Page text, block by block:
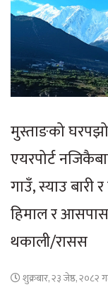
मुस्ताङको
एयरपोर्ट
गाउँ, स्याउ बारी
हिमाल र
थकाली/रासस
शुक्रबार, २३ जेष्ठ, २०८२